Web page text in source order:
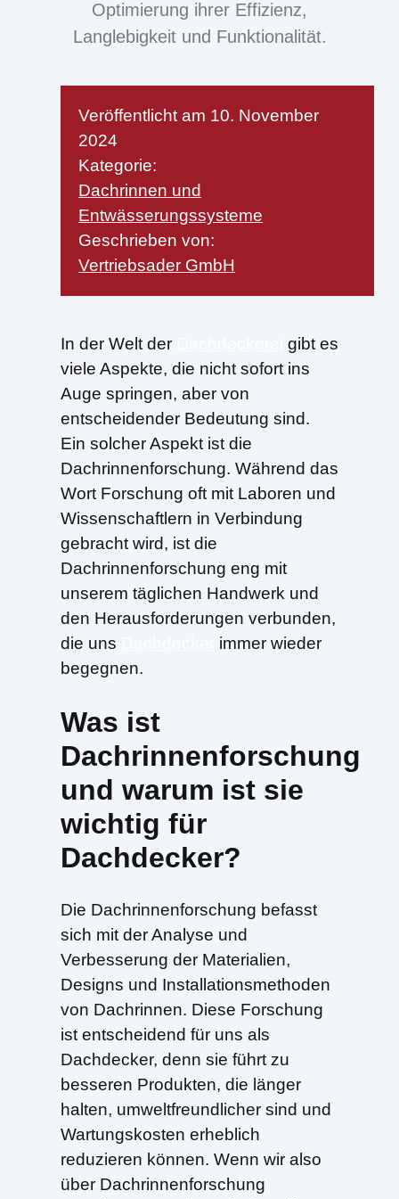
Optimierung ihrer Effizienz,
Langlebigkeit und Funktionalität.
Veröffentlicht am 10. November
2024
Kategorie:
Dachrinnen und
Entwässerungssysteme
Geschrieben von:
Vertriebsader GmbH
In der Welt der
gibt es
viele Aspekte, die nicht sofort ins
Auge springen, aber von
entscheidender Bedeutung sind.
Ein solcher Aspekt ist die
Dachrinnenforschung. Während das
Wort Forschung oft mit Laboren und
Wissenschaftlern in Verbindung
gebracht wird, ist die
Dachrinnenforschung eng mit
unserem täglichen Handwerk und
den Herausforderungen verbunden,
die uns
immer wieder
begegnen.
Was ist
Dachrinnenforschung
und warum ist sie
wichtig für
Dachdecker?
Die Dachrinnenforschung befasst
sich mit der Analyse und
Verbesserung der Materialien,
Designs und Installationsmethoden
von Dachrinnen. Diese Forschung
ist entscheidend für uns als
Dachdecker, denn sie führt zu
besseren Produkten, die länger
halten, umweltfreundlicher sind und
Wartungskosten erheblich
reduzieren können. Wenn wir also
über Dachrinnenforschung